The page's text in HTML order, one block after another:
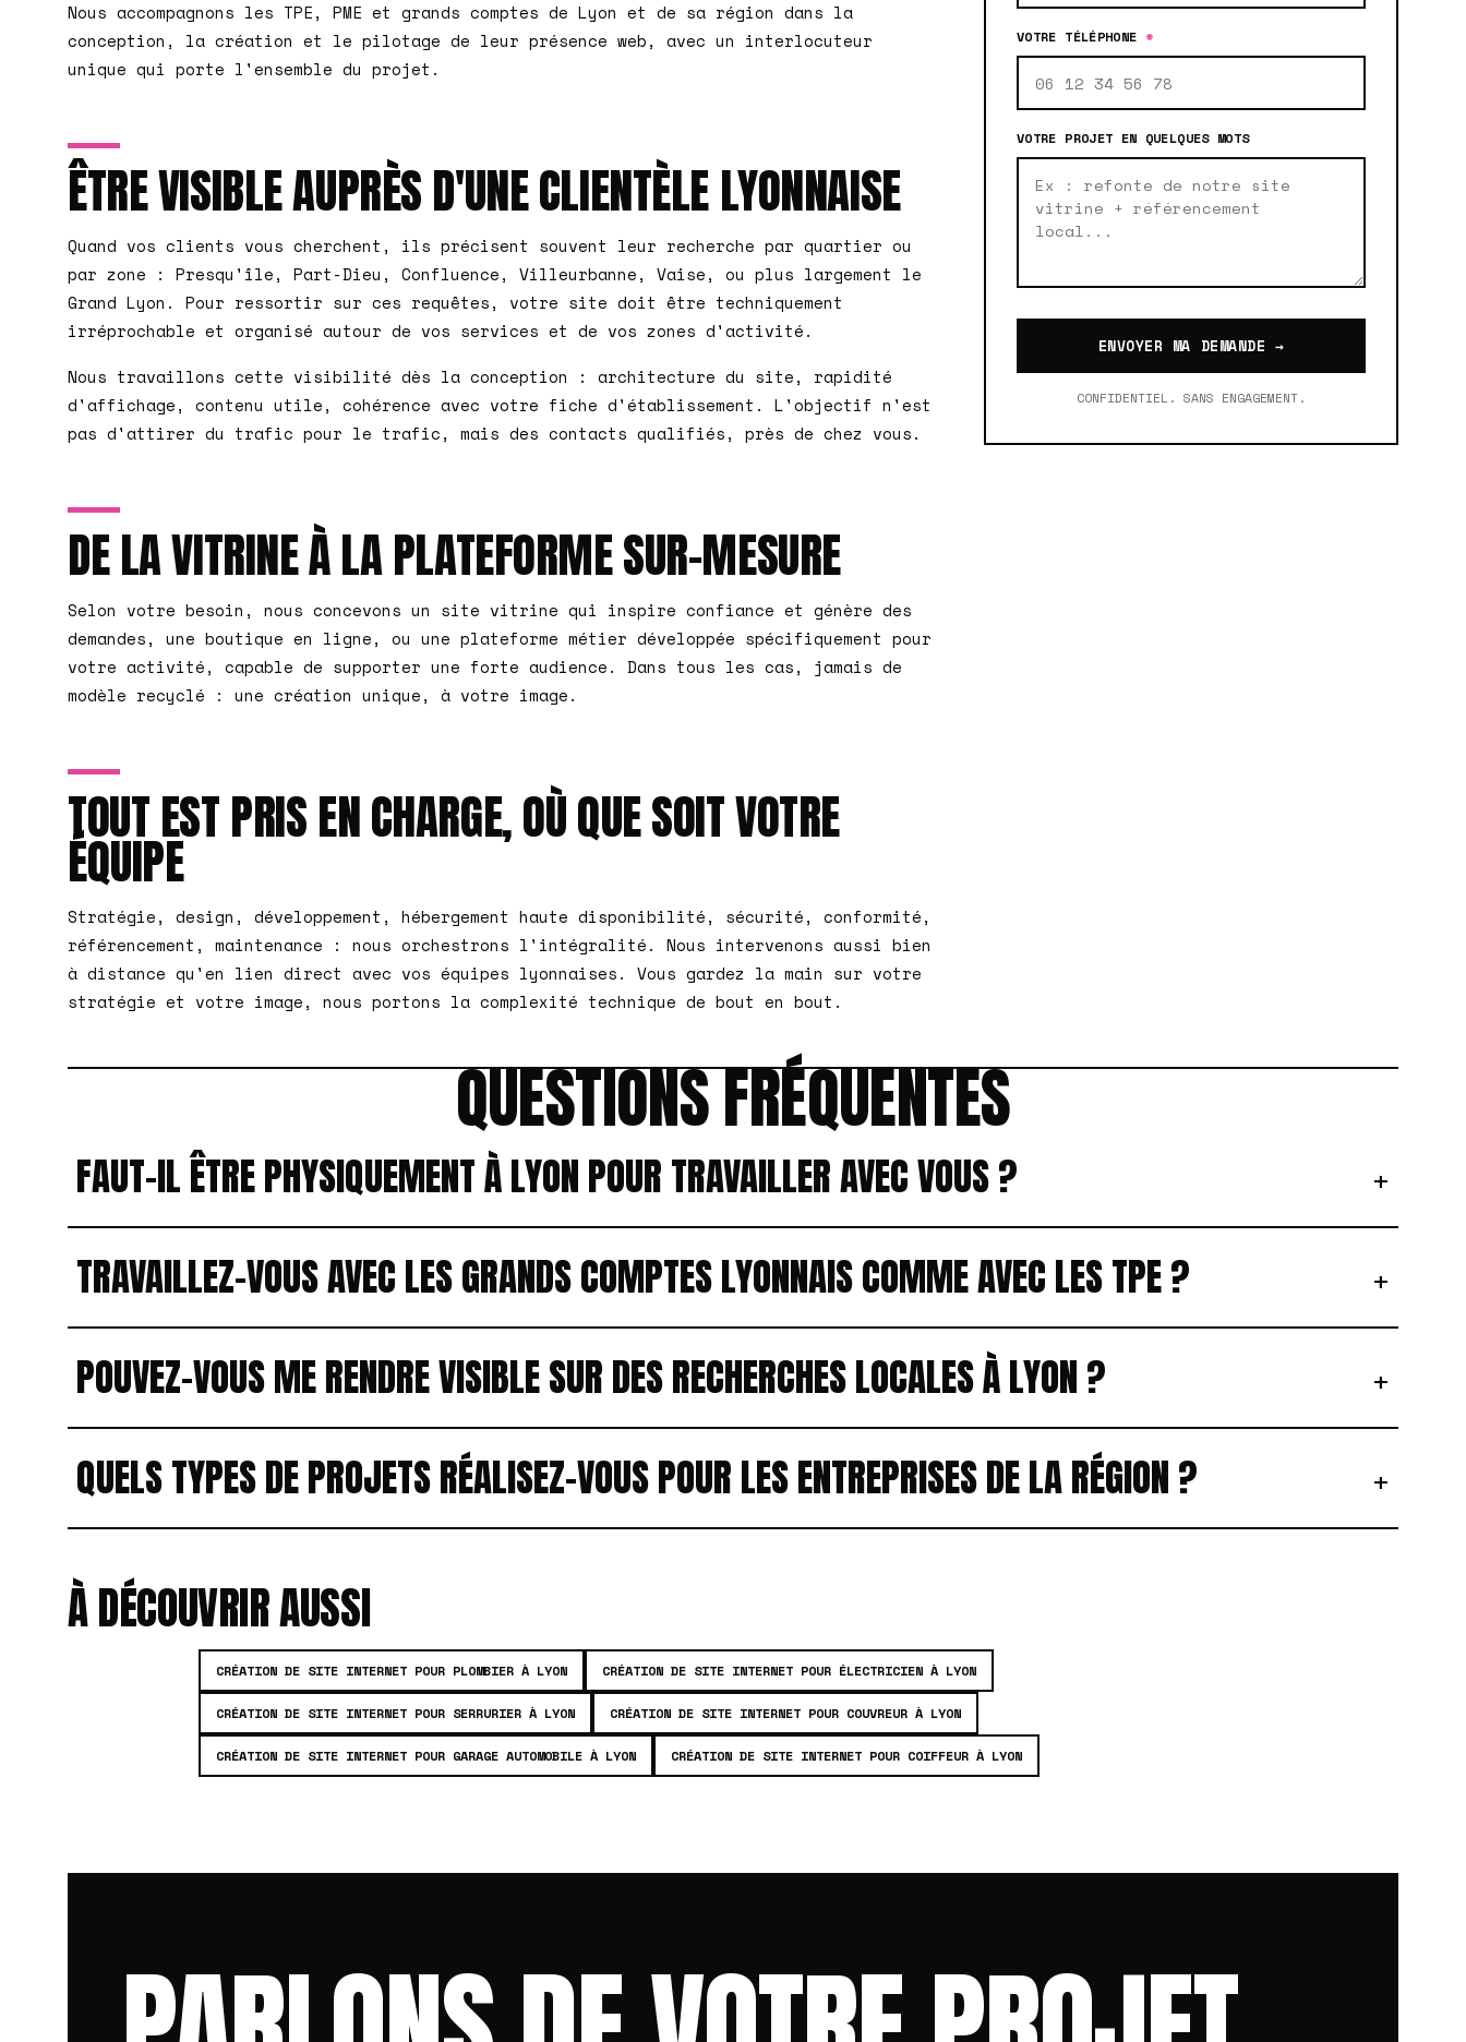
Nous accompagnons les TPE, PME et grands comptes de Lyon et de sa région dans la
conception, la création et le pilotage de leur présence web, avec un interlocuteur
unique qui porte l'ensemble du projet.
ÊTRE VISIBLE AUPRÈS D'UNE CLIENTÈLE LYONNAISE
Quand vos clients vous cherchent, ils précisent souvent leur recherche par quartier ou
par zone : Presqu'île, Part-Dieu, Confluence, Villeurbanne, Vaise, ou plus largement le
Grand Lyon. Pour ressortir sur ces requêtes, votre site doit être techniquement
irréprochable et organisé autour de vos services et de vos zones d'activité.
Nous travaillons cette visibilité dès la conception : architecture du site, rapidité
d'affichage, contenu utile, cohérence avec votre fiche d'établissement. L'objectif n'est
pas d'attirer du trafic pour le trafic, mais des contacts qualifiés, près de chez vous.
DE LA VITRINE À LA PLATEFORME SUR-MESURE
Selon votre besoin, nous concevons un site vitrine qui inspire confiance et génère des
demandes, une boutique en ligne, ou une plateforme métier développée spécifiquement pour
votre activité, capable de supporter une forte audience. Dans tous les cas, jamais de
modèle recyclé : une création unique, à votre image.
TOUT EST PRIS EN CHARGE, OÙ QUE SOIT VOTRE
ÉQUIPE
Stratégie, design, développement, hébergement haute disponibilité, sécurité, conformité,
référencement, maintenance : nous orchestrons l'intégralité. Nous intervenons aussi bien
à distance qu'en lien direct avec vos équipes lyonnaises. Vous gardez la main sur votre
stratégie et votre image, nous portons la complexité technique de bout en bout.
VOTRE TÉLÉPHONE *
VOTRE PROJET EN QUELQUES MOTS
ENVOYER MA DEMANDE →
CONFIDENTIEL. SANS ENGAGEMENT.
QUESTIONS FRÉQUENTES
FAUT-IL ÊTRE PHYSIQUEMENT À LYON POUR TRAVAILLER AVEC VOUS ? +
TRAVAILLEZ-VOUS AVEC LES GRANDS COMPTES LYONNAIS COMME AVEC LES TPE ? +
POUVEZ-VOUS ME RENDRE VISIBLE SUR DES RECHERCHES LOCALES À LYON ? +
QUELS TYPES DE PROJETS RÉALISEZ-VOUS POUR LES ENTREPRISES DE LA RÉGION ? +
À DÉCOUVRIR AUSSI
CRÉATION DE SITE INTERNET POUR PLOMBIER À LYON CRÉATION DE SITE INTERNET POUR ÉLECTRICIEN À LYON
CRÉATION DE SITE INTERNET POUR SERRURIER À LYON CRÉATION DE SITE INTERNET POUR COUVREUR À LYON
CRÉATION DE SITE INTERNET POUR GARAGE AUTOMOBILE À LYON CRÉATION DE SITE INTERNET POUR COIFFEUR À LYON